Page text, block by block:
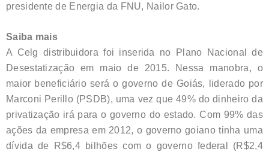
presidente de Energia da FNU, Nailor Gato.
Saiba mais
A Celg distribuidora foi inserida no Plano Nacional de
Desestatização em maio de 2015. Nessa manobra, o
maior beneficiário será o governo de Goiás, liderado por
Marconi Perillo (PSDB), uma vez que 49% do dinheiro da
privatização irá para o governo do estado. Com 99% das
ações da empresa em 2012, o governo goiano tinha uma
dívida de R$6,4 bilhões com o governo federal (R$2,4